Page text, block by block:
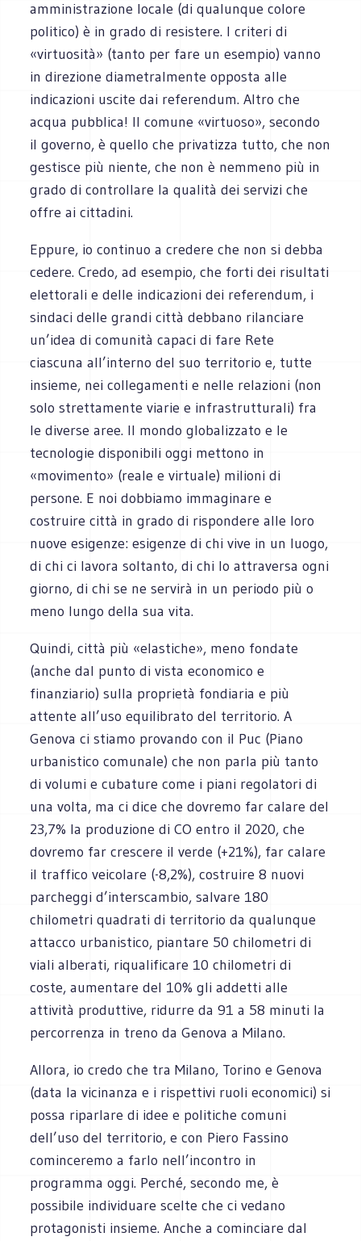
amministrazione locale (di qualunque colore
politico) è in grado di resistere. I criteri di
«virtuosità» (tanto per fare un esempio) vanno
in direzione diametralmente opposta alle
indicazioni uscite dai referendum. Altro che
acqua pubblica! Il comune «virtuoso», secondo
il governo, è quello che privatizza tutto, che non
gestisce più niente, che non è nemmeno più in
grado di controllare la qualità dei servizi che
offre ai cittadini.
Eppure, io continuo a credere che non si debba
cedere. Credo, ad esempio, che forti dei risultati
elettorali e delle indicazioni dei referendum, i
sindaci delle grandi città debbano rilanciare
un’idea di comunità capaci di fare Rete
ciascuna all’interno del suo territorio e, tutte
insieme, nei collegamenti e nelle relazioni (non
solo strettamente viarie e infrastrutturali) fra
le diverse aree. Il mondo globalizzato e le
tecnologie disponibili oggi mettono in
«movimento» (reale e virtuale) milioni di
persone. E noi dobbiamo immaginare e
costruire città in grado di rispondere alle loro
nuove esigenze: esigenze di chi vive in un luogo,
di chi ci lavora soltanto, di chi lo attraversa ogni
giorno, di chi se ne servirà in un periodo più o
meno lungo della sua vita.
Quindi, città più «elastiche», meno fondate
(anche dal punto di vista economico e
finanziario) sulla proprietà fondiaria e più
attente all’uso equilibrato del territorio. A
Genova ci stiamo provando con il Puc (Piano
urbanistico comunale) che non parla più tanto
di volumi e cubature come i piani regolatori di
una volta, ma ci dice che dovremo far calare del
23,7% la produzione di CO entro il 2020, che
dovremo far crescere il verde (+21%), far calare
il traffico veicolare (-8,2%), costruire 8 nuovi
parcheggi d’interscambio, salvare 180
chilometri quadrati di territorio da qualunque
attacco urbanistico, piantare 50 chilometri di
viali alberati, riqualificare 10 chilometri di
coste, aumentare del 10% gli addetti alle
attività produttive, ridurre da 91 a 58 minuti la
percorrenza in treno da Genova a Milano.
Allora, io credo che tra Milano, Torino e Genova
(data la vicinanza e i rispettivi ruoli economici) si
possa riparlare di idee e politiche comuni
dell’uso del territorio, e con Piero Fassino
cominceremo a farlo nell’incontro in
programma oggi. Perché, secondo me, è
possibile individuare scelte che ci vedano
protagonisti insieme. Anche a cominciare dal